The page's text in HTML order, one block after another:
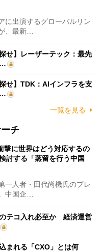
に出演するグローバルリン
、最新…
せ】レーザーテック：最先
…
せ】TDK：AIインフラを支
…
一覧を見る
チ
撃に世界はどう対応するの
討する「蒸留を行う中国
人者・田代尚機氏のプレ
中国企…
テコ入れ必至か 経済運営
まれる「CXO」とは何